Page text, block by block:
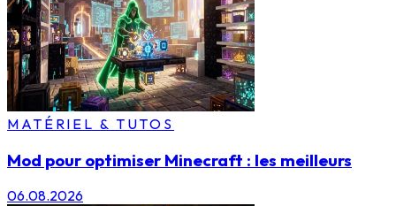
MATÉRIEL & TUTOS
Mod pour optimiser Minecraft : les meilleurs
06.08.2026